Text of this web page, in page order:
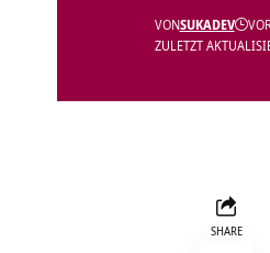
ZULETZT
VONSUKADEV
SHARE